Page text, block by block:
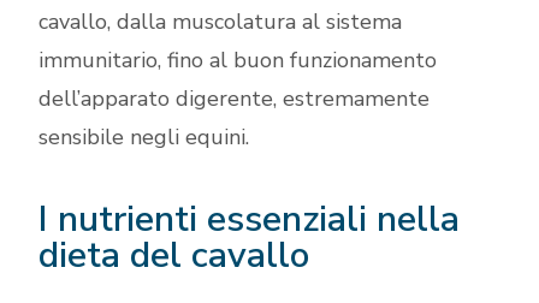
cavallo, dalla muscolatura al sistema
immunitario, fino al buon funzionamento
dell’apparato digerente, estremamente
sensibile negli equini.
I nutrienti essenziali nella
dieta del cavallo